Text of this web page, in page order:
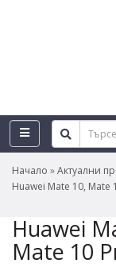
Начало
Актуални
Huawei Mate 10, Mate
Huawei
Mate 10